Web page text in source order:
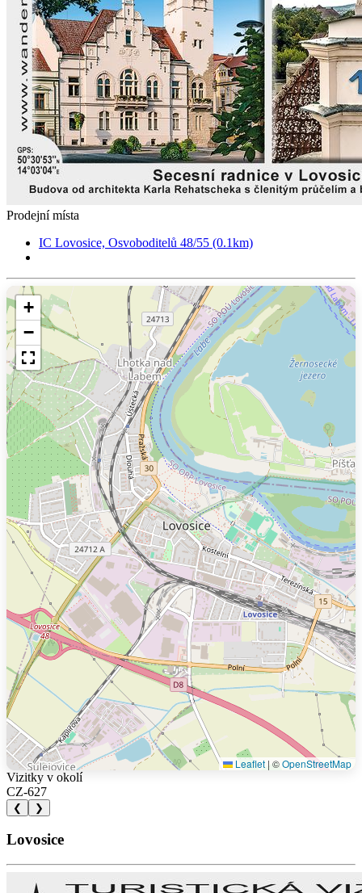
Prodejní místa
IC Lovosice, Osvoboditelů 48/55 (0.1km)
+
−
Leaflet |©OpenStreetMap
Vizitky v okolí
CZ-627
❮ ❯
Lovosice